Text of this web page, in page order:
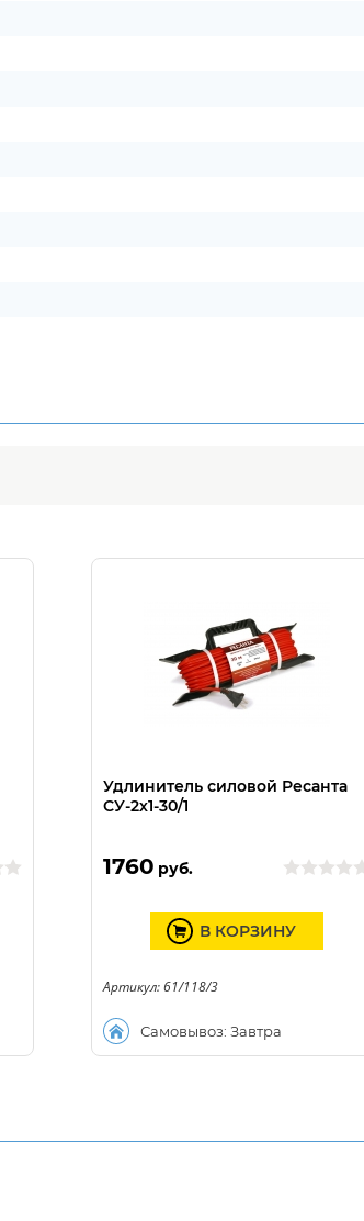
Удлинитель силовой Ресанта
СУ-2х1-30/1
1760 руб.
Самовывоз: Завтра
В КОРЗИНУ
Артикул: 61/118/3